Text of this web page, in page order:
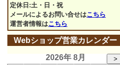
定休日:土・日・祝
メールによるお問い合せはこちら
運営者情報はこちら
Webショップ営業カレンダー
2026年 8月
>